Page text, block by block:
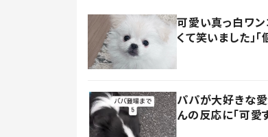
可愛い真っ白ワ
くて笑いました」
パパが大好きな
んの反応に「可愛